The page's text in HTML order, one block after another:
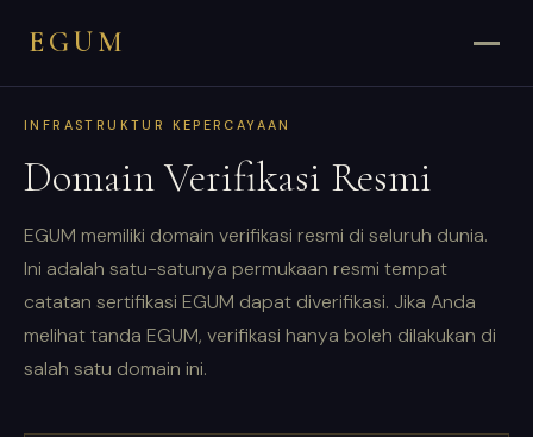
EGUM
INFRASTRUKTUR KEPERCAYAAN
Domain Verifikasi Resmi
EGUM memiliki domain verifikasi resmi di seluruh dunia.
Ini adalah satu-satunya permukaan resmi tempat
catatan sertifikasi EGUM dapat diverifikasi. Jika Anda
melihat tanda EGUM, verifikasi hanya boleh dilakukan di
salah satu domain ini.